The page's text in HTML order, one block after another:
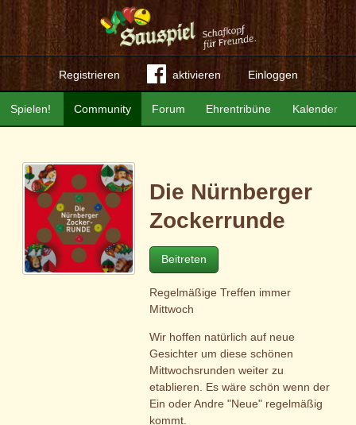
Registrieren aktivieren Einloggen
Community Forum Ehrentribüne Kalender
Spielen!
Die Nürnberger
Zockerrunde
Beitreten
Regelmäßige Treffen immer
Mittwoch
Wir hoffen natürlich auf neue
Gesichter um diese schönen
Mittwochsrunden weiter zu
etablieren. Es wäre schön wenn der
Ein oder Andre "Neue" regelmäßig
kommt.